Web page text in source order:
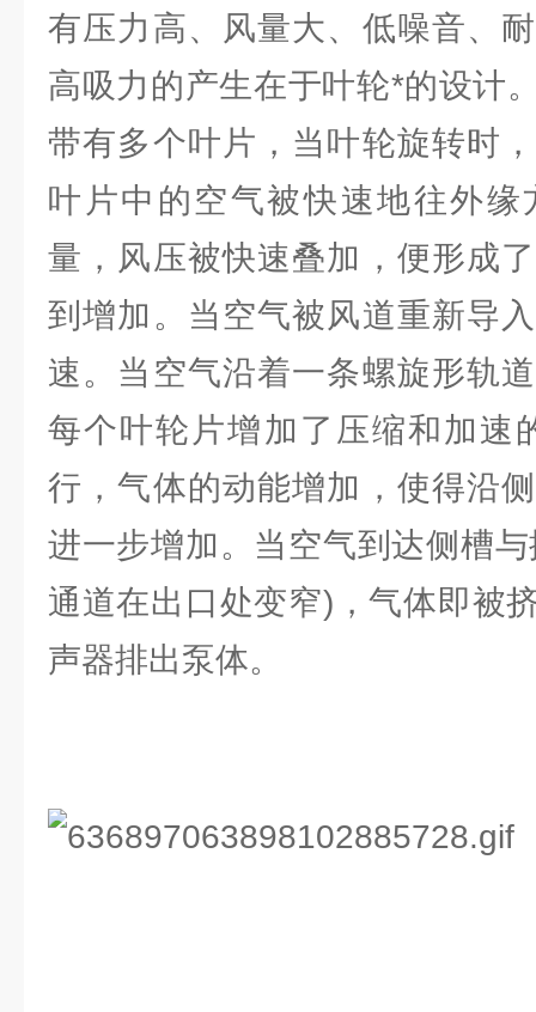
有压力高、风量大、低噪音、
高吸力的产生在于叶轮*的设计
带有多个叶片，当叶轮旋转时
叶片中的空气被快速地往外
量，风压被快速叠加，便形成
到增加。当空气被风道重新导
速。当空气沿着一条螺旋形轨
每个叶轮片增加了压缩和加速
行，气体的动能增加，使得沿
进一步增加。当空气到达侧槽
通道在出口处变窄)，气体即被
声器排出泵体。